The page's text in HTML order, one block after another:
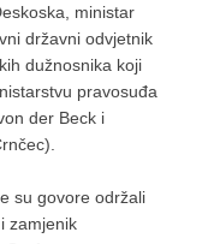
ministar
državni odvjetnik
dužnosnika koji
pravosuđa
der Beck i
su govore održali
zamjenik